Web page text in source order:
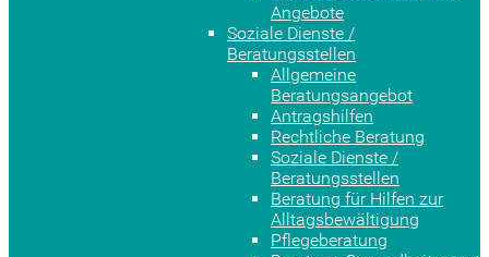
Angebote
Soziale Dienste /
Beratungsstellen
Allgemeine
Beratungsangebot
Antragshilfen
Rechtliche Beratung
Soziale Dienste /
Beratungsstellen
Beratung für Hilfen zur
Alltagsbewältigung
Pflegeberatung